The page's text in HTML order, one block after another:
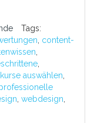
Tags:
content-
kurse auswählen
webdesign